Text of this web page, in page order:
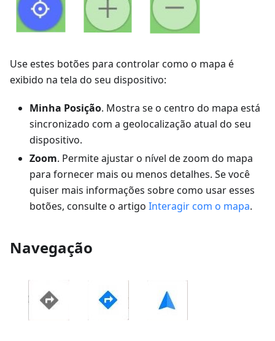
Use estes botões para controlar como o mapa é
exibido na tela do seu dispositivo:
Minha Posição. Mostra se o centro do mapa está
sincronizado com a geolocalização atual do seu
dispositivo.
Zoom. Permite ajustar o nível de zoom do mapa
para fornecer mais ou menos detalhes. Se você
quiser mais informações sobre como usar esses
botões, consulte o artigo Interagir com o mapa.
Navegação